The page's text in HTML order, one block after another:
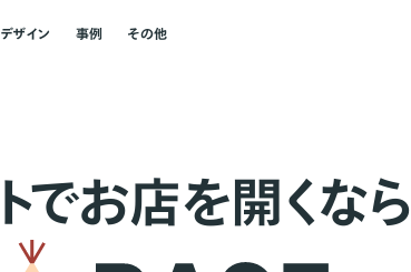
デザイン 事例 その他
トでお店を開くなら